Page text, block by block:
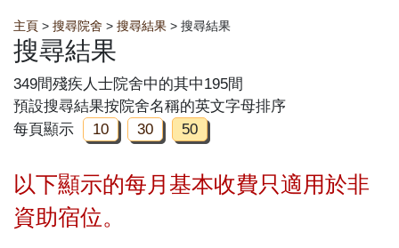
Breadcrumb
主頁 > 搜尋院舍 > 搜尋結果 > 搜尋結果
搜尋結果
349間殘疾人士院舍中的其中195間
預設搜尋結果按院舍名稱的英文字母排序
每頁顯示
10 30 50
以下顯示的每月基本收費只適用於非
資助宿位。